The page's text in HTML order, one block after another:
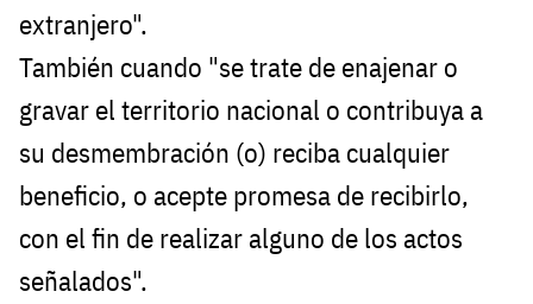
extranjero".
También cuando "se trate de enajenar o
gravar el territorio nacional o contribuya a
su desmembración (o) reciba cualquier
beneficio, o acepte promesa de recibirlo,
con el fin de realizar alguno de los actos
señalados".